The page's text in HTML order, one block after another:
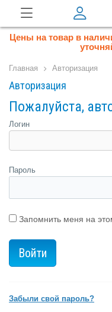
Цены на товар в
Главная Авторизация
Авторизация
Пожалуйста,
Логин
Пароль
Запомнить меня на
Забыли свой пароль?